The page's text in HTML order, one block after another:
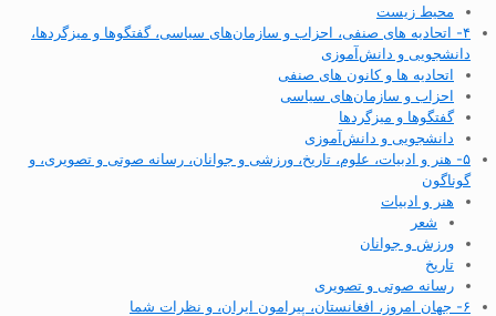
محیط زیست
۴- اتحادیه های صنفی، احزاب و سازمان‌های سیاسی، گفتگوها و میزگردها،
دانشجویی و دانش‌آموزی
اتحادیه ها و کانون های صنفی
احزاب و سازمان‌های سیاسی
گفتگوها و میزگردها
دانشجویی و دانش‌آموزی
۵- هنر و ادبیات، علوم، تاریخ، ورزشی و جوانان، رسانه صوتی و تصویری، و
گوناگون
هنر و ادبیات
شعر
ورزش و جوانان
تاریخ
رسانه صوتی و تصویری
۶- جهان امروز، افغانستان، پیرامون ایران، و نظرات شما